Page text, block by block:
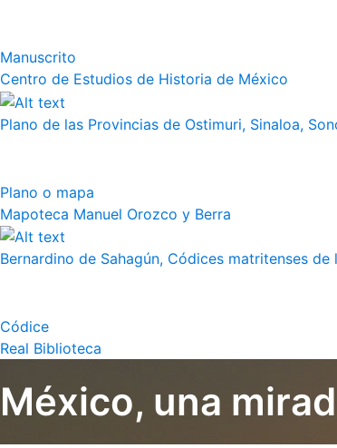
Manuscrito
Centro de Estudios de Historia de México
Plano de las Provincias de Ostimuri, Sinaloa,
Plano o mapa
Mapoteca Manuel Orozco y Berra
Bernardino de Sahagún, Códices matritenses
Códice
Real Biblioteca
México, una